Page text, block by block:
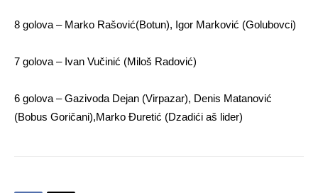
8 golova – Marko Rašović(Botun), Igor Marković (Golubovci)
7 golova – Ivan Vučinić (Miloš Radović)
6 golova – Gazivoda Dejan (Virpazar), Denis Matanović
(Bobus Goričani),Marko Đuretić (Dzadići aš lider)